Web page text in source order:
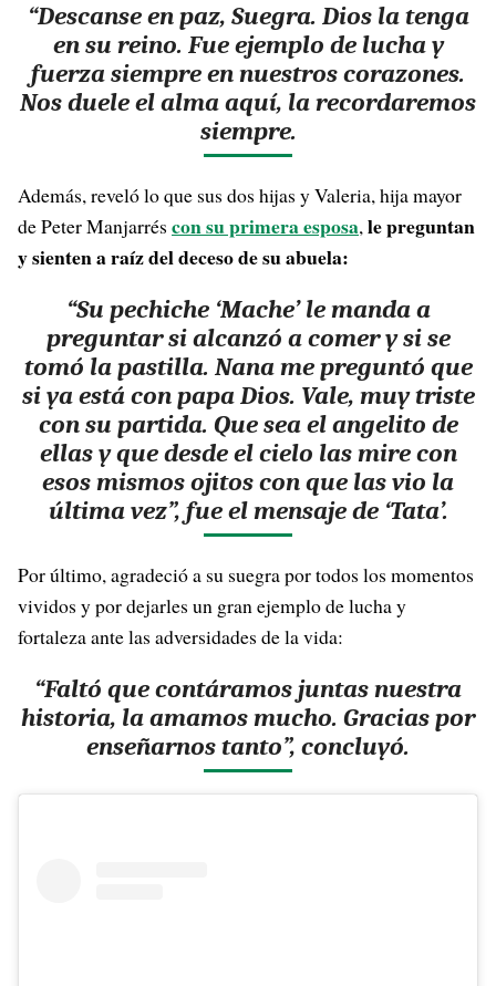
“Descanse en paz, Suegra. Dios la tenga
en su reino. Fue ejemplo de lucha y
fuerza siempre en nuestros corazones.
Nos duele el alma aquí, la recordaremos
siempre.
Además, reveló lo que sus dos hijas y Valeria, hija mayor
de Peter Manjarrés con su primera esposa,le preguntan
y sienten a raíz del deceso de su abuela:
“Su pechiche ‘Mache’ le manda a
preguntar si alcanzó a comer y si se
tomó la pastilla. Nana me preguntó que
si ya está con papa Dios. Vale, muy triste
con su partida. Que sea el angelito de
ellas y que desde el cielo las mire con
esos mismos ojitos con que las vio la
última vez”, fue el mensaje de ‘Tata’.
Por último, agradeció a su suegra por todos los momentos
vividos y por dejarles un gran ejemplo de lucha y
fortaleza ante las adversidades de la vida:
“Faltó que contáramos juntas nuestra
historia, la amamos mucho. Gracias por
enseñarnos tanto”, concluyó.